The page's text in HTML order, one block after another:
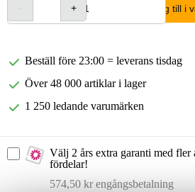
lägg till i
Beställ före 23:00 = leverans tisdag
Över 48 000 artiklar i lager
1 250 ledande varumärken
Välj 2 års extra garanti med fler
fördelar!
574,50 kr engångsbetalning